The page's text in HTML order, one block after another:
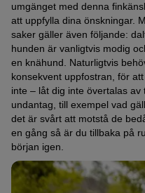
umgänget med denna
att uppfylla dina önskningar.
saker gäller även följande:
hunden är vanligtvis modig
en knähund. Naturligtvis
konsekvent uppfostran, för
inte – låt dig inte övertalas
undantag, till exempel vad
det är svårt att motstå de
en gång så är du tillbaka på
början igen.